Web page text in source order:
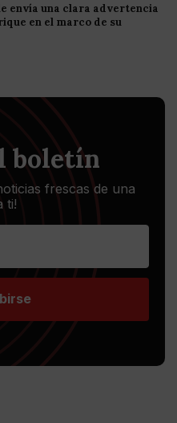
envía una clara advertencia
en el marco de su
boletín
frescas de una
ti!